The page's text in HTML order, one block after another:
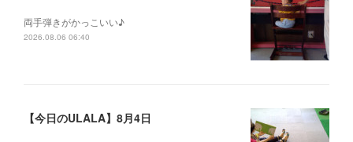
両手弾きがかっこいい♪
2026.08.06 06:40
【今日のULALA】8月4日